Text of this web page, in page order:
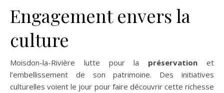
Engagement envers la
culture
Moisdon-la-Rivière lutte pour la préservation et
l’embellissement de son patrimoine. Des initiatives
culturelles voient le jour pour faire découvrir cette richesse